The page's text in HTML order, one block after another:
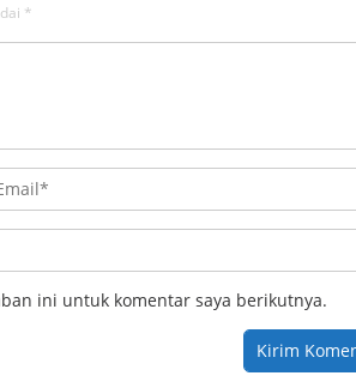
*
ini untuk komentar saya berikutnya.